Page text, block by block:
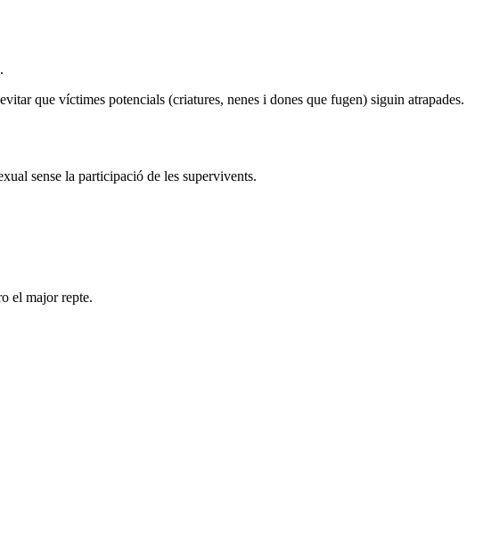
que víctimes potencials (criatures, nenes i dones que fugen) siguin atrapades.
sense la participació de les supervivents.
el major repte.